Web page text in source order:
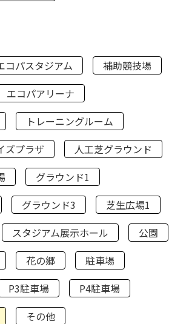
コパスタジアム
補助競技場
エコパアリーナ
トレーニングルーム
ズプラザ
人工芝グラウンド
グラウンド1
グラウンド3
芝生広場1
スタジアム展示ホール
公園
花の郷
駐車場
P3駐車場
P4駐車場
その他